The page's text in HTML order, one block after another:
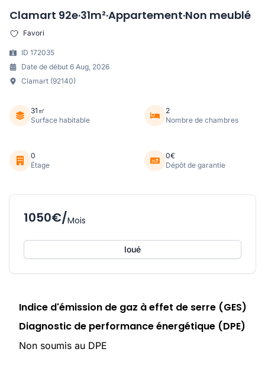
Clamart 92e·31m²·Appartement·Non meublé
Favori
ID 172035
Date de début 6 Aug, 2026
Clamart (92140)
31㎡
Surface habitable
2
Nombre de chambres
0
Étage
0€
Dépôt de garantie
1050€/Mois
loué
Indice d'émission de gaz à effet de serre (GES)
Diagnostic de performance énergétique (DPE)
Non soumis au DPE